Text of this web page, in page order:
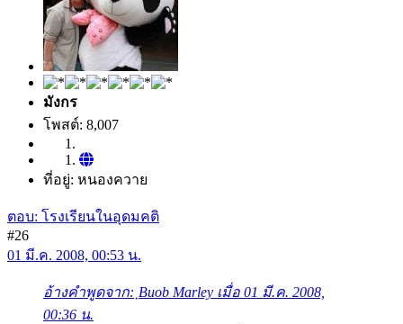
มังกร
โพสต์: 8,007
ที่อยู่: หนองควาย
ตอบ: โรงเรียนในอุดมคติ
#26
01 มี.ค. 2008, 00:53 น.
อ้างคำพูดจาก: ฺBuob Marley เมื่อ 01 มี.ค. 2008,
00:36 น.